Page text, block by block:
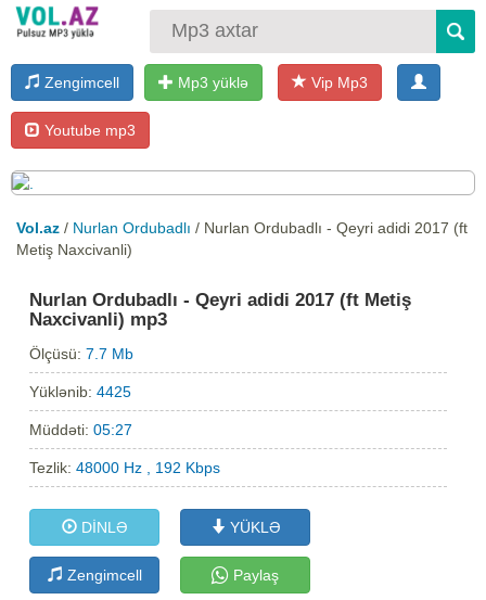
Zengimcell Mp3 yüklə Vip Mp3
Youtube mp3
Vol.az / Nurlan Ordubadlı / Nurlan Ordubadlı - Qeyri adidi 2017 (ft
Metiş Naxcivanli)
Nurlan Ordubadlı - Qeyri adidi 2017 (ft Metiş
Naxcivanli) mp3
Ölçüsü:7.7 Mb
Yüklənib:4425
Müddəti:05:27
Tezlik:48000 Hz , 192 Kbps
DİNLƏ YÜKLƏ
Zengimcell Paylaş